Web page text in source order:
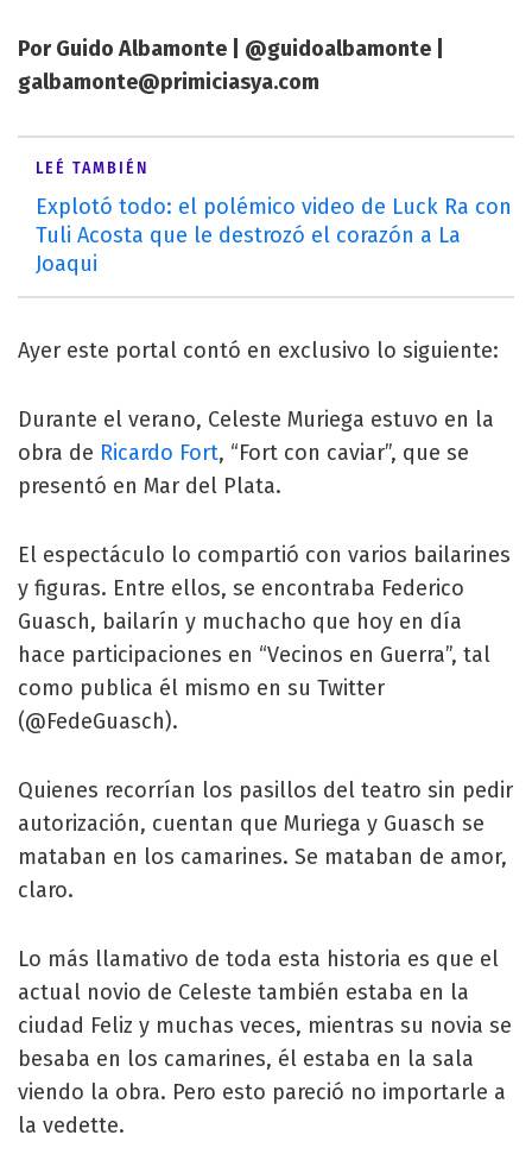
Por Guido Albamonte | @guidoalbamonte |
galbamonte@primiciasya.com
LEÉ TAMBIÉN
Explotó todo: el polémico video de Luck Ra con
Tuli Acosta que le destrozó el corazón a La
Joaqui
Ayer este portal contó en exclusivo lo siguiente:
Durante el verano, Celeste Muriega estuvo en la
obra de Ricardo Fort, “Fort con caviar”, que se
presentó en Mar del Plata.
El espectáculo lo compartió con varios bailarines
y figuras. Entre ellos, se encontraba Federico
Guasch, bailarín y muchacho que hoy en día
hace participaciones en “Vecinos en Guerra”, tal
como publica él mismo en su Twitter
(@FedeGuasch).
Quienes recorrían los pasillos del teatro sin pedir
autorización, cuentan que Muriega y Guasch se
mataban en los camarines. Se mataban de amor,
claro.
Lo más llamativo de toda esta historia es que el
actual novio de Celeste también estaba en la
ciudad Feliz y muchas veces, mientras su novia se
besaba en los camarines, él estaba en la sala
viendo la obra. Pero esto pareció no importarle a
la vedette.